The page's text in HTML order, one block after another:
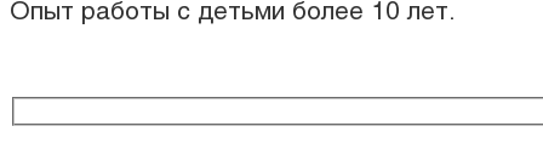
Опыт работы с детьми более 10 лет.